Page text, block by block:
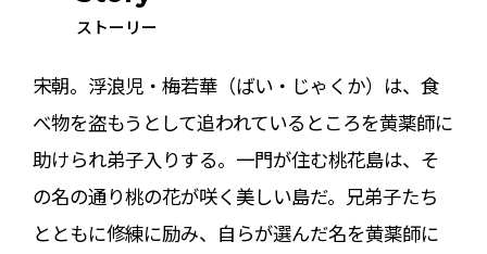
ストーリー
宋朝。浮浪児・梅若華（ばい・じゃくか）は、食
べ物を盗もうとして追われているところを黄薬師に
助けられ弟子入りする。一門が住む桃花島は、そ
の名の通り桃の花が咲く美しい島だ。兄弟子たち
とともに修練に励み、自らが選んだ名を黄薬師に